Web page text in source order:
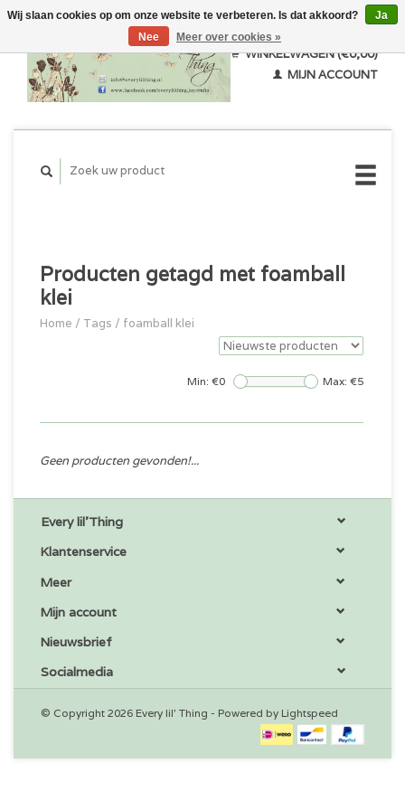
WINKELWAGEN (€0,00)
MIJN ACCOUNT
Producten getagd met foamball
klei
Home / Tags / foamball klei
Min: €0 Max: €5
Geen producten gevonden!...
Every lil'Thing
Klantenservice
Meer
Mijn account
Nieuwsbrief
Socialmedia
© Copyright 2026 Every lil' Thing - Powered by Lightspeed
Wij slaan cookies op om onze website te verbeteren. Is dat akkoord?
Ja
Nee
Meer over cookies »